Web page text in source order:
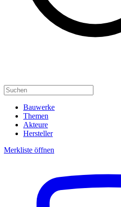
Bauwerke
Themen
Akteure
Hersteller
Merkliste öffnen